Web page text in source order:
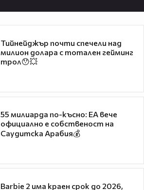
Тийнейджър почти спечели над
милион долара с тотален гейминг
трол😯💥
55 милиарда по-късно: EA вече
официално е собственост на
Саудитска Арабия💰
Barbie 2 има краен срок до 2026,